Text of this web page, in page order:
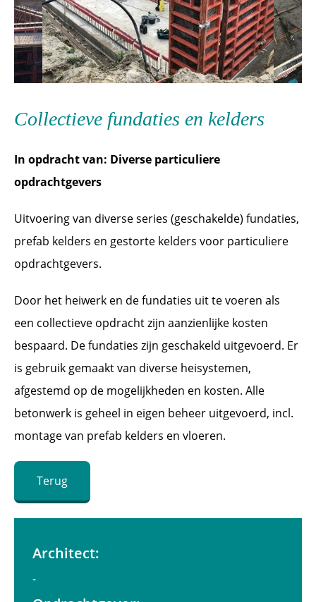
Collectieve fundaties en kelders
In opdracht van: Diverse particuliere
opdrachtgevers
Uitvoering van diverse series (geschakelde) fundaties,
prefab kelders en gestorte kelders voor particuliere
opdrachtgevers.
Door het heiwerk en de fundaties uit te voeren als
een collectieve opdracht zijn aanzienlijke kosten
bespaard. De fundaties zijn geschakeld uitgevoerd. Er
is gebruik gemaakt van diverse heisystemen,
afgestemd op de mogelijkheden en kosten. Alle
betonwerk is geheel in eigen beheer uitgevoerd, incl.
montage van prefab kelders en vloeren.
Terug
Architect:
-